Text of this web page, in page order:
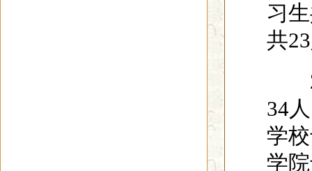
习
共
34
学
学